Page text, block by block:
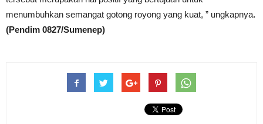
menumbuhkan semangat gotong royong yang kuat, ” ungkapnya.
(Pendim 0827/Sumenep)